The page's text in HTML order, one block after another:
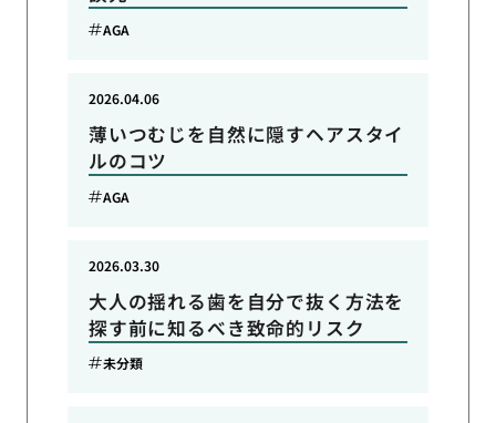
AGA
薄いつむじを自然に隠すヘアスタイ
ルのコツ
2026.04.06
AGA
大人の揺れる歯を自分で抜く方法を
探す前に知るべき致命的リスク
2026.03.30
未分類